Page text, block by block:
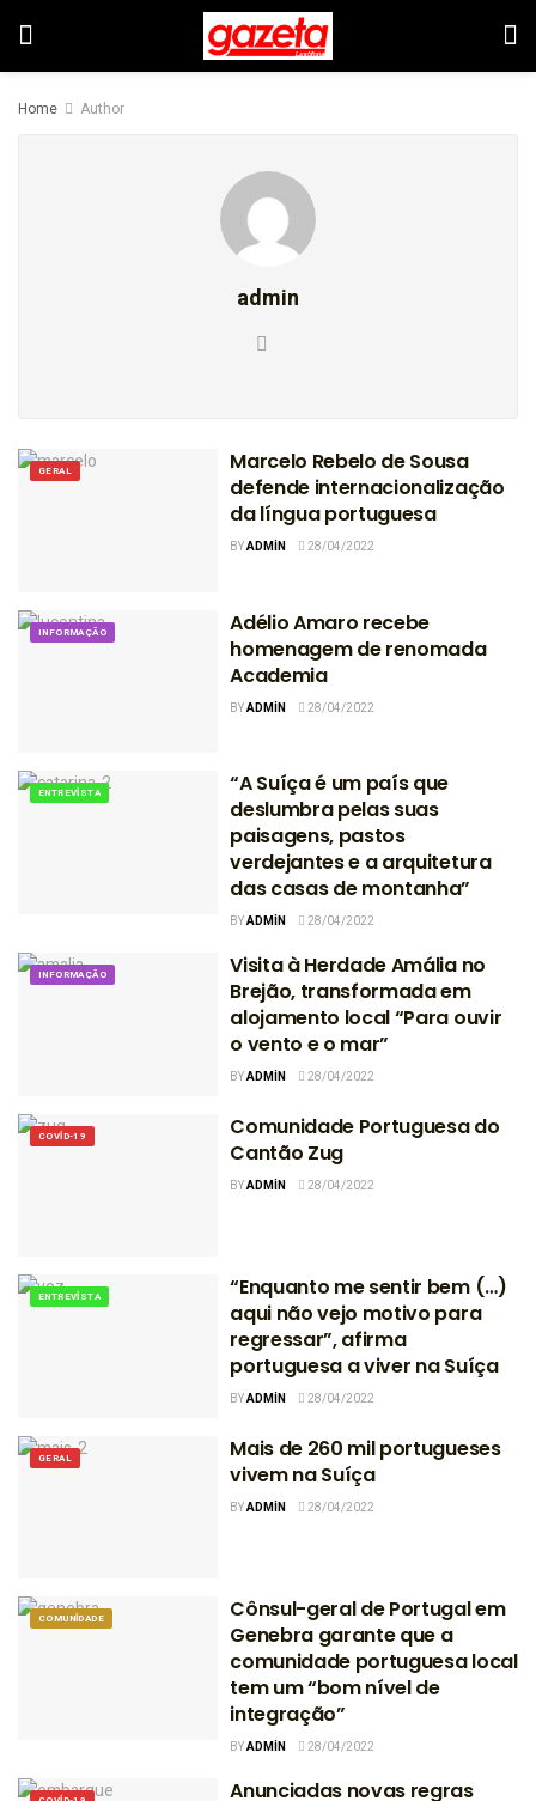
Home Author
admin
GERAL
Marcelo Rebelo de Sousa
defende internacionalização
da língua portuguesa
BYADMIN 28/04/2022
INFORMAÇÃO
Adélio Amaro recebe
homenagem de renomada
Academia
BYADMIN 28/04/2022
ENTREVISTA
“A Suíça é um país que
deslumbra pelas suas
paisagens, pastos
verdejantes e a arquitetura
das casas de montanha”
BYADMIN 28/04/2022
INFORMAÇÃO
Visita à Herdade Amália no
Brejão, transformada em
alojamento local “Para ouvir
o vento e o mar”
BYADMIN 28/04/2022
COVID-19
Comunidade Portuguesa do
Cantão Zug
BYADMIN 28/04/2022
ENTREVISTA
“Enquanto me sentir bem (…)
aqui não vejo motivo para
regressar”, afirma
portuguesa a viver na Suíça
BYADMIN 28/04/2022
GERAL
Mais de 260 mil portugueses
vivem na Suíça
BYADMIN 28/04/2022
COMUNIDADE
Cônsul-geral de Portugal em
Genebra garante que a
comunidade portuguesa local
tem um “bom nível de
integração”
BYADMIN 28/04/2022
Anunciadas novas regras